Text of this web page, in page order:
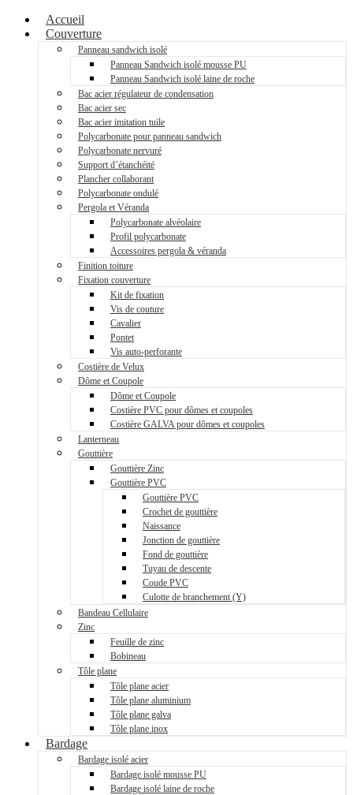
Accueil
Couverture
Panneau sandwich isolé
Panneau Sandwich isolé mousse PU
Panneau Sandwich isolé laine de roche
Bac acier régulateur de condensation
Bac acier sec
Bac acier imitation tuile
Polycarbonate pour panneau sandwich
Polycarbonate nervuré
Support d’étanchéité
Plancher collaborant
Polycarbonate ondulé
Pergola et Véranda
Polycarbonate alvéolaire
Profil polycarbonate
Accessoires pergola & véranda
Finition toiture
Fixation couverture
Kit de fixation
Vis de couture
Cavalier
Pontet
Vis auto-perforante
Costière de Velux
Dôme et Coupole
Dôme et Coupole
Costière PVC pour dômes et coupoles
Costière GALVA pour dômes et coupoles
Lanterneau
Gouttière
Gouttière Zinc
Gouttière PVC
Gouttière PVC
Crochet de gouttière
Naissance
Jonction de gouttière
Fond de gouttière
Tuyau de descente
Coude PVC
Culotte de branchement (Y)
Bandeau Cellulaire
Zinc
Feuille de zinc
Bobineau
Tôle plane
Tôle plane acier
Tôle plane aluminium
Tôle plane galva
Tôle plane inox
Bardage
Bardage isolé acier
Bardage isolé mousse PU
Bardage isolé laine de roche